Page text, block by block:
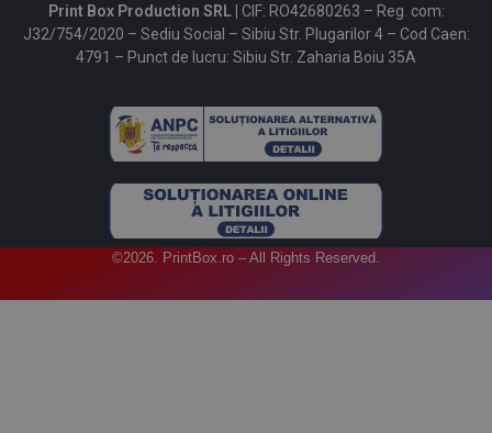
Print Box Production SRL | CIF: RO42680263 – Reg. com:
J32/754/2020 – Sediu Social – Sibiu Str. Plugarilor 4 – Cod Caen:
4791 – Punct de lucru: Sibiu Str. Zaharia Boiu 35A
©2026. PrintBox.ro – All Rights Reserved.